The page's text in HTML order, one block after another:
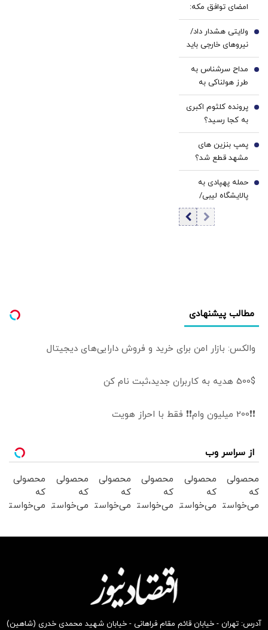
امضای توافق مکه:
باید در برابر اسرائیل
متحد شویم
ولایتی هشدار داد/
نیروهای خارجی باید
منطقه را ترک کنند
3
مداح سرشناس به
طرز هولناکی به
قتل رسید / فیلم
جنایت برای خانواده
ارسال شد
4
پرونده کلثوم اکبری
به کجا رسید؟
5
پمپ بنزین های
مشهد قطع شد؟
6
حمله پهپادی به
پالایشگاه لیبی/
هیچ آتش‌سوزی
رخ نداده و هیچ
7
مطالب پیشنهادی
والکس: بازار امن برای خرید و فروش دارایی‌های دیجیتال
500$ هدیه به کاربران جدید،ثبت نام کن
❗❗200 میلیون وام❗❗ فقط با احراز هویت
از سراسر وب
محصولی
که
می‌خواستی
محصولی
که
می‌خواستی
محصولی
که
می‌خواستی
بخر !
محصولی
که
می‌خواستی
بخر !
محصولی
که
می‌خواستی
محصولی
که
می‌خواستی
آدرس: تهران - خیابان قائم مقام فراهانی - خیابان شهید محمدی خدری (شاهین)